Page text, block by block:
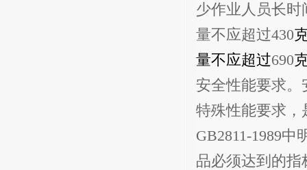
少作业人员长
量不应超过430
量不应超过690
安全性能要求
特殊性能要求，
GB2811-1989中
品必须达到的